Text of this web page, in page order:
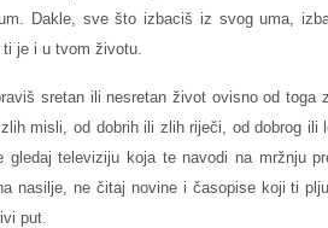
Dakle, sve što izbaciš iz svog uma,
je i u tvom životu.
sretan ili nesretan život ovisno od
misli, od dobrih ili zlih riječi, od dobrog ili
gledaj televiziju koja te navodi na mržnju
nasilje, ne čitaj novine i časopise koji ti
put.